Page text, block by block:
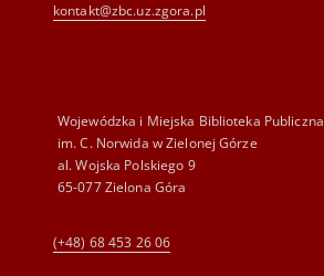
kontakt@zbc.uz.zgora.pl
Wojewódzka i Miejska Biblioteka Publiczna
im. C. Norwida w Zielonej Górze
al. Wojska Polskiego 9
65-077 Zielona Góra
(+48) 68 453 26 06